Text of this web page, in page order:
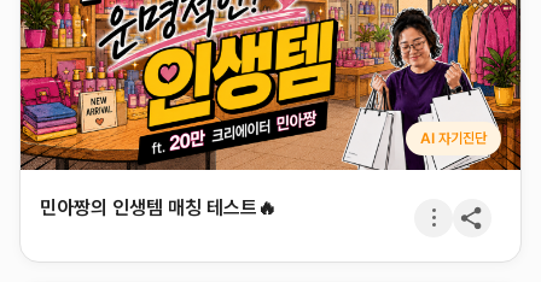
AI 자기진단
민아짱의 인생템 매칭 테스트🔥